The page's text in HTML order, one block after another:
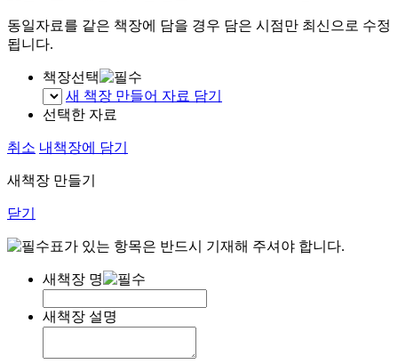
동일자료를 같은 책장에 담을 경우 담은 시점만 최신으로 수정
됩니다.
책장선택
새 책장 만들어 자료 담기
선택한 자료
취소 내책장에 담기
새책장 만들기
닫기
표가 있는 항목은 반드시 기재해 주셔야 합니다.
새책장 명
새책장 설명